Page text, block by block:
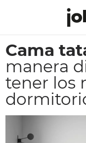
Cama
manera
tener los